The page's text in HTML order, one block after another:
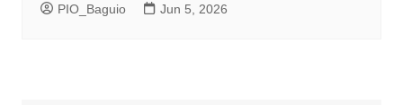
PIO_Baguio Jun 5, 2026